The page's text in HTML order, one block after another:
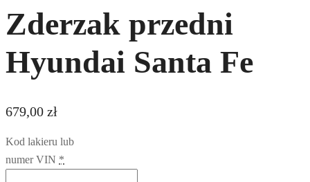
Zderzak przedni
Hyundai Santa Fe
679,00 zł
Kod lakieru lub
numer VIN *